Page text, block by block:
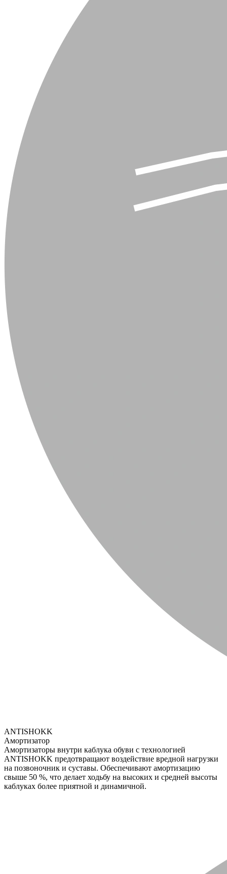
ANTISHOKK
Амортизатор
Амортизаторы внутри каблука обуви с технологией
ANTISHOKK предотвращают воздействие вредной нагрузки
на позвоночник и суставы. Обеспечивают амортизацию
свыше 50 %, что делает ходьбу на высоких и средней высоты
каблуках более приятной и динамичной.